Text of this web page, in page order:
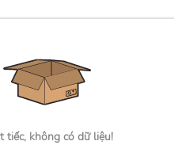
tiếc, không có dữ liệu!